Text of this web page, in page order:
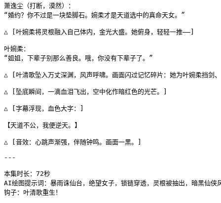
萧逸尘（打断，漠然）：
“婚约？你不过是一块垫脚石。婉柔才是天道选中的真命天女。”
△ [叶婉柔将灵根融入自己体内，金光大盛。她俯身，轻轻一推——]
叶婉柔：
“姐姐，下辈子别那么善良。哦，你没有下辈子了。”
△ [叶清歌坠入万丈深渊，风声呼啸。画面闪过记忆碎片：她为叶婉柔挡剑
△ [坠底瞬间，一滴血泪飞出，空中化作暗红色的光芒。]
△ [字幕浮现，血色大字：]
【天道不公，我便逆天。】
△ [音效：心跳声渐强，伴随钟鸣。画面一黑。]
---
本集时长：72秒
AI绘图提示词：暴雨诛仙台，绝望女子，锁链穿透，灵根被抽出，暗黑仙侠
钩子：叶清歌重生！